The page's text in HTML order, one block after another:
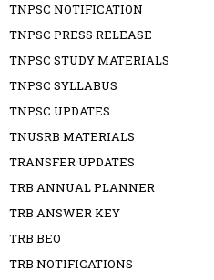
TNPSC NOTIFICATION
TNPSC PRESS RELEASE
TNPSC STUDY MATERIALS
TNPSC SYLLABUS
TNPSC UPDATES
TNUSRB MATERIALS
TRANSFER UPDATES
TRB ANNUAL PLANNER
TRB ANSWER KEY
TRB BEO
TRB NOTIFICATIONS